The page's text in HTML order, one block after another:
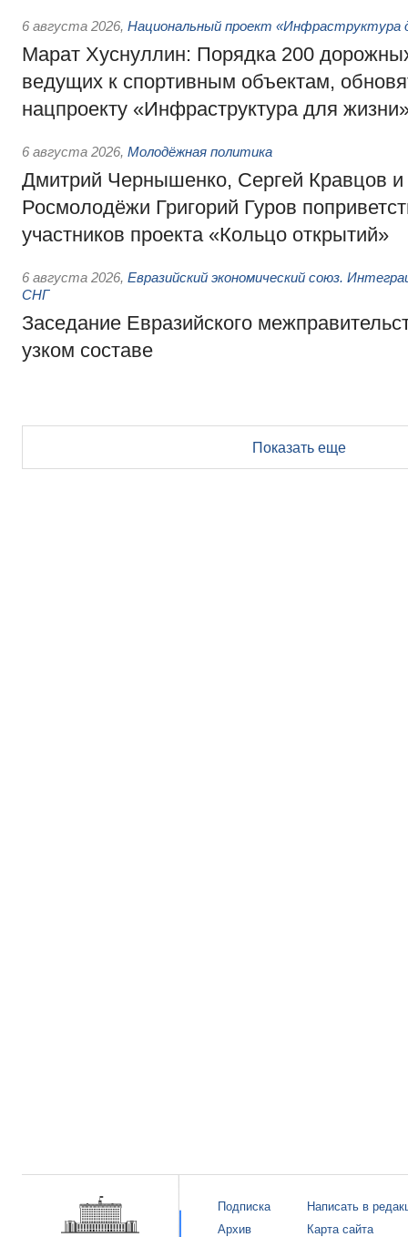
6 августа 2026, Национальный проект «Инфраструктура
Марат Хуснуллин: Порядка 200
ведущих к спортивным объектам,
нацпроекту «Инфраструктура для
6 августа 2026, Молодёжная политика
Дмитрий Чернышенко, Сергей Кравцов и
Росмолодёжи Григорий Гуров
участников проекта «Кольцо открытий»
6 августа 2026, Евразийский экономический союз.
СНГ
Заседание Евразийского
узком составе
Показать еще
Подписка
Архив
Написать в
Карта сайта